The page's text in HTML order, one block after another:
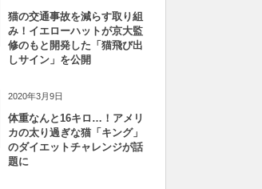
猫の交通事故を減らす取り組
み！イエローハットが京大監
修のもと開発した「猫飛び出
しサイン」を公開
2020年3月9日
体重なんと16キロ…！アメリ
カの太り過ぎな猫「キング」
のダイエットチャレンジが話
題に